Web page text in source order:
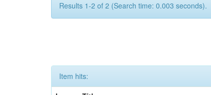
Results 1-2 of 2 (Search time: 0.003 seconds).
Item hits: